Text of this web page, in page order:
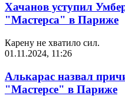
Хачанов уступил
"Мастерса" в Париже
Карену не хватило сил.
01.11.2024, 11:26
Алькарас назвал
"Мастерсе" в Париже